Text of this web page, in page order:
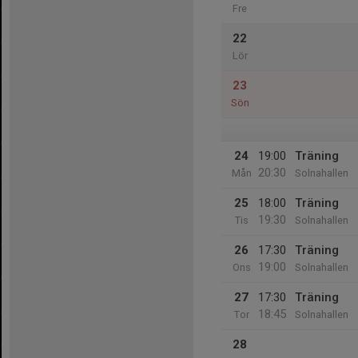
Fre
22
Lör
23
Sön
24
Mån
19:00
20:30
Träning
Solnahallen
25
Tis
18:00
19:30
Träning
Solnahallen
26
Ons
17:30
19:00
Träning
Solnahallen
27
Tor
17:30
18:45
Träning
Solnahallen
28